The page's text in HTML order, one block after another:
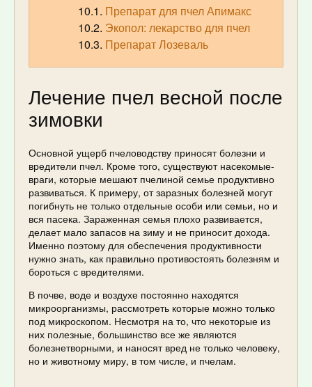
Препарат для пчел Апимакс
Экопол: лекарство для пчел
Препарат Лозеваль
Лечение пчел весной после
зимовки
Основной ущерб пчеловодству приносят болезни и
вредители пчел. Кроме того, существуют насекомые-
враги, которые мешают пчелиной семье продуктивно
развиваться. К примеру, от заразных болезней могут
погибнуть не только отдельные особи или семьи, но и
вся пасека. Зараженная семья плохо развивается,
делает мало запасов на зиму и не приносит дохода.
Именно поэтому для обеспечения продуктивности
нужно знать, как правильно противостоять болезням и
бороться с вредителями.
В почве, воде и воздухе постоянно находятся
микроорганизмы, рассмотреть которые можно только
под микроскопом. Несмотря на то, что некоторые из
них полезные, большинство все же являются
болезнетворными, и наносят вред не только человеку,
но и животному миру, в том числе, и пчелам.